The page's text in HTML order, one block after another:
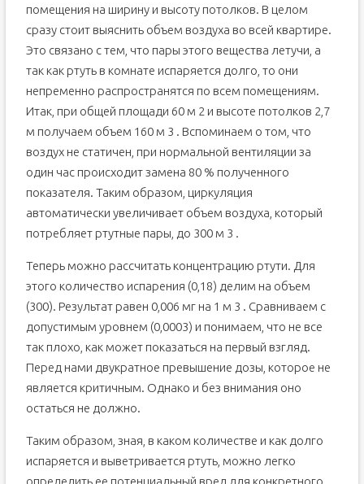
помещения на ширину и высоту потолков. В целом
сразу стоит выяснить объем воздуха во всей квартире.
Это связано с тем, что пары этого вещества летучи, а
так как ртуть в комнате испаряется долго, то они
непременно распространятся по всем помещениям.
Итак, при общей площади 60 м 2 и высоте потолков 2,7
м получаем объем 160 м 3 . Вспоминаем о том, что
воздух не статичен, при нормальной вентиляции за
один час происходит замена 80 % полученного
показателя. Таким образом, циркуляция
автоматически увеличивает объем воздуха, который
потребляет ртутные пары, до 300 м 3 .
Теперь можно рассчитать концентрацию ртути. Для
этого количество испарения (0,18) делим на объем
(300). Результат равен 0,006 мг на 1 м 3 . Сравниваем с
допустимым уровнем (0,0003) и понимаем, что не все
так плохо, как может показаться на первый взгляд.
Перед нами двукратное превышение дозы, которое не
является критичным. Однако и без внимания оно
остаться не должно.
Таким образом, зная, в каком количестве и как долго
испаряется и выветривается ртуть, можно легко
определить ее потенциальный вред для конкретного